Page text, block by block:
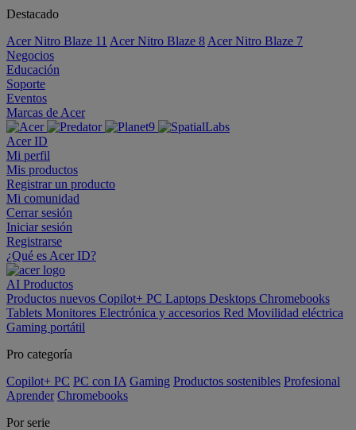
Destacado
Acer Nitro Blaze 11 Acer Nitro Blaze 8 Acer Nitro Blaze 7
Negocios
Educación
Soporte
Eventos
Marcas de Acer
Acer ID
Mi perfil
Mis productos
Registrar un producto
Mi comunidad
Cerrar sesión
Iniciar sesión
Registrarse
¿Qué es Acer ID?
AI Productos
Productos nuevos Copilot+ PC Laptops Desktops Chromebooks
Tablets Monitores Electrónica y accesorios Red Movilidad eléctrica
Gaming portátil
Pro categoría
Copilot+ PC PC con IA Gaming Productos sostenibles Profesional
Aprender Chromebooks
Por serie